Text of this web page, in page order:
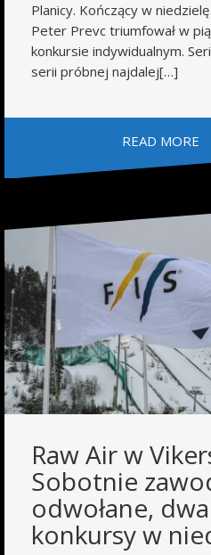
Planicy. Kończący w
Peter Prevc triumfował w
konkursie indywidualnym.
serii próbnej najdalej[…]
READ MORE
Raw Air w
Sobotnie
odwołane, dwa
konkursy w